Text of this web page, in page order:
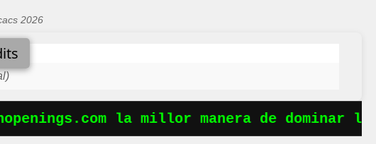
2026
la millor manera de dominar